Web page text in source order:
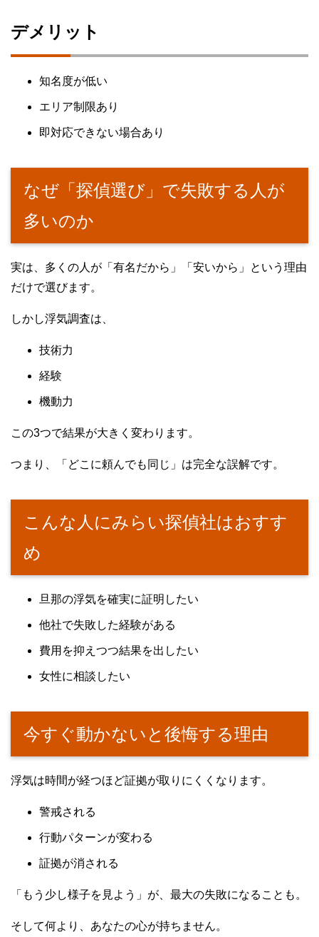
デメリット
知名度が低い
エリア制限あり
即対応できない場合あり
なぜ「探偵選び」で失敗する人が
多いのか
実は、多くの人が「有名だから」「安いから」という理由
だけで選びます。
しかし浮気調査は、
技術力
経験
機動力
この3つで結果が大きく変わります。
つまり、「どこに頼んでも同じ」は完全な誤解です。
こんな人にみらい探偵社はおすす
め
旦那の浮気を確実に証明したい
他社で失敗した経験がある
費用を抑えつつ結果を出したい
女性に相談したい
今すぐ動かないと後悔する理由
浮気は時間が経つほど証拠が取りにくくなります。
警戒される
行動パターンが変わる
証拠が消される
「もう少し様子を見よう」が、最大の失敗になることも。
そして何より、あなたの心が持ちません。